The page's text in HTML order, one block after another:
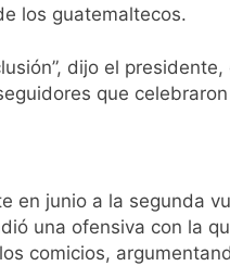
los guatemaltecos.
dijo el
que
en junio a la segunda
una ofensiva con la
comicios,